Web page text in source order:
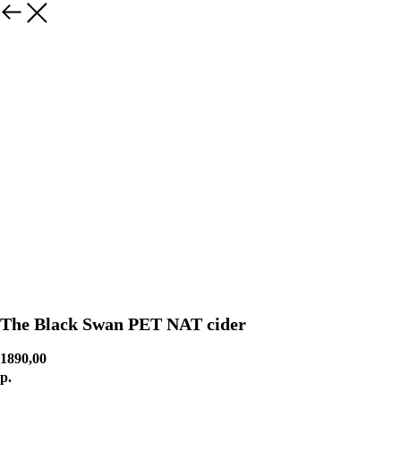
The Black Swan PET NAT cider
1890,00
р.